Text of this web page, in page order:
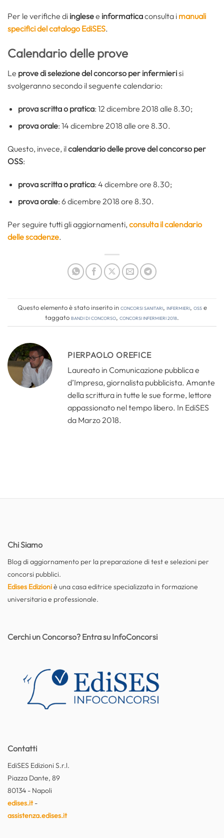
Per le verifiche di inglesee informaticaconsulta i manuali
specifici del catalogo EdiSES.
Calendario delle prove
Le prove di selezione del concorso per infermierisi
svolgeranno secondo il seguente calendario:
prova scritta o pratica: 12 dicembre 2018 alle 8.30;
prova orale: 14 dicembre 2018 alle ore 8.30.
Questo, invece, ilcalendario delle prove del concorso per
OSS:
prova scritta o pratica: 4 dicembre ore 8.30;
prova orale: 6 dicembre 2018 ore 8.30.
Per seguire tutti gli aggiornamenti,consulta il calendario
delle scadenze.
Questo elemento è stato inserito inConcorsi Sanitari, Infermieri, OSSe
taggatobandi di concorso, concorsi infermieri 2018.
PIERPAOLO OREFICE
Laureato in Comunicazione pubblica e
d’Impresa, giornalista pubblicista. Amante
della scrittura in tutte le sue forme, lettore
appassionato nel tempo libero. In EdiSES
da Marzo 2018.
Chi Siamo
Blog di aggiornamento per la preparazione di test e selezioni per
concorsi pubblici.
Edises Edizioniè una casa editrice specializzata in formazione
universitaria e professionale.
Contatti
EdiSES Edizioni S.r.l.
Piazza Dante, 89
80134 - Napoli
edises.it-
assistenza.edises.it
Cerchi un Concorso? Entra su InfoConcorsi